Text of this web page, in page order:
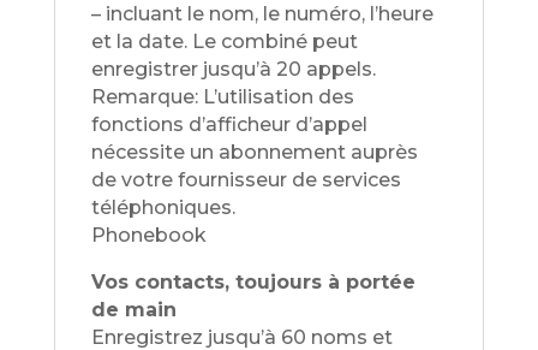
– incluant le nom, le numéro, l’heure
et la date. Le combiné peut
enregistrer jusqu’à 20 appels.
Remarque: L’utilisation des
fonctions d’afficheur d’appel
nécessite un abonnement auprès
de votre fournisseur de services
téléphoniques.
Phonebook
Vos contacts, toujours à portée
de main
Enregistrez jusqu’à 60 noms et